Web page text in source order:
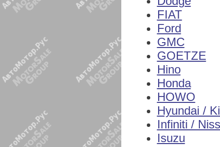
FIAT
Ford
GMC
GOETZE
Hino
Honda
HOWO
Hyundai /
Infiniti /
Isuzu